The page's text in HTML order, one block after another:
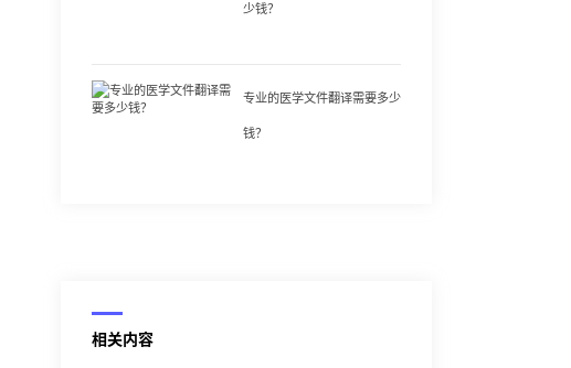
少钱？
专业的医学文件翻译需要多少
钱？
相关内容